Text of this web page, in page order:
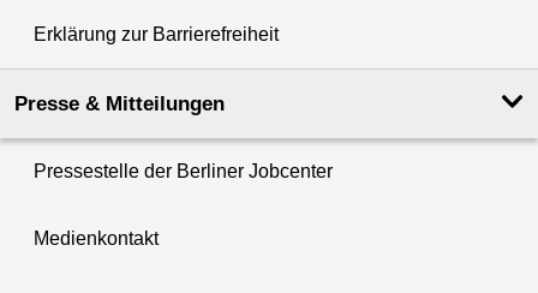
Erklärung zur Barrierefreiheit
Presse & Mitteilungen
Pressestelle der Berliner Jobcenter
Medienkontakt